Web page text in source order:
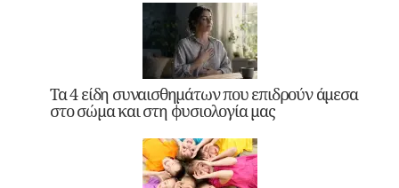
Τα 4 είδη συναισθημάτων που επιδρούν άμεσα
στο σώμα και στη φυσιολογία μας